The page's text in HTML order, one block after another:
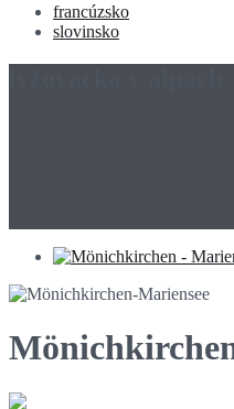
francúzsko
slovinsko